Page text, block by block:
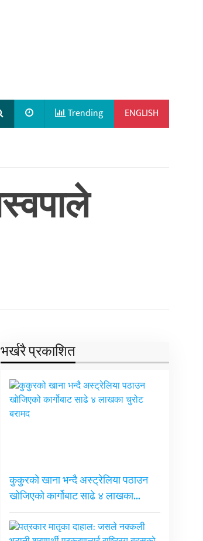
Trending ENGLISH
भर्खरै प्रकाशित
कुकुरको खाना भन्दै अस्ट्रेलिया पठाउन
खोजिएको कार्गोबाट साढे ४ लाखका…